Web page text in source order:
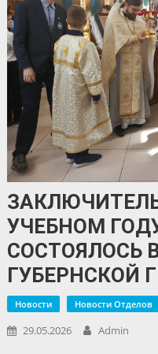
УЧЕБНОМ
СОСТОЯЛОСЬ
ГУБЕРНСКОЙ
Новости Новости Отделов
29.05.2026 Admin